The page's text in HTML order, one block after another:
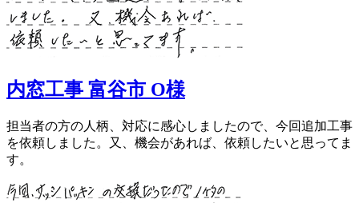
内窓工事 富谷市 O様
担当者の方の人柄、対応に感心しましたので、今回追加工事
を依頼しました。又、機会があれば、依頼したいと思ってま
す。